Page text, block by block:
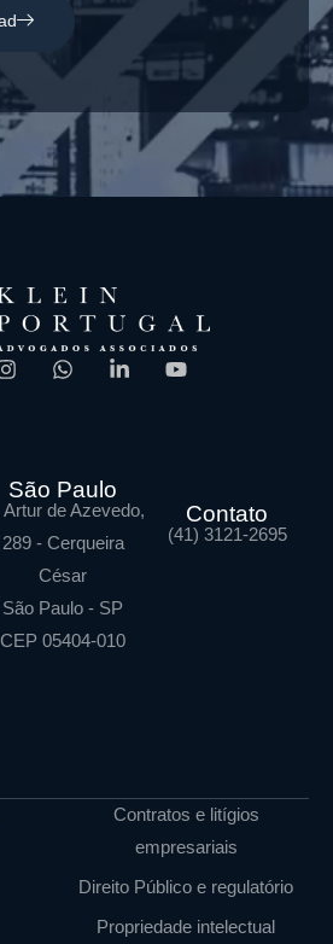
São Paulo
Artur de Azevedo,
289 - Cerqueira
César
São Paulo - SP
CEP 05404-010
Contato
(41) 3121-2695
Contratos e litígios
empresariais
Direito Público e regulatório
Propriedade intelectual